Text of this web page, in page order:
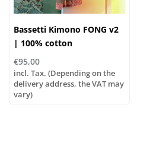
Bassetti Kimono FONG v2
| 100% cotton
€95,00
incl. Tax. (Depending on the
delivery address, the VAT may
vary)